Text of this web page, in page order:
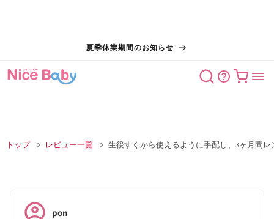
夏季休業期間のお知らせ
カート
トップ レビュー一覧 生後すぐから使えるように手配し、3ヶ月間レ
pon